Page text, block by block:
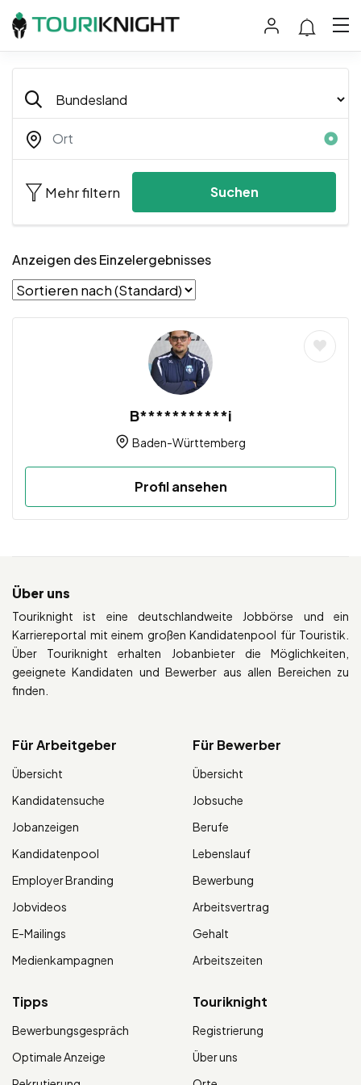
Mehr filtern Suchen
Anzeigen des Einzelergebnisses
B***********i
Baden-Württemberg
Profil ansehen
Über uns
Touriknight ist eine deutschlandweite Jobbörse und ein
Karriereportal mit einem großen Kandidatenpool für Touristik.
Über Touriknight erhalten Jobanbieter die Möglichkeiten,
geeignete Kandidaten und Bewerber aus allen Bereichen zu
finden.
Für Arbeitgeber
Übersicht
Kandidatensuche
Jobanzeigen
Kandidatenpool
Employer Branding
Jobvideos
E-Mailings
Medienkampagnen
Für Bewerber
Übersicht
Jobsuche
Berufe
Lebenslauf
Bewerbung
Arbeitsvertrag
Gehalt
Arbeitszeiten
Tipps
Bewerbungsgespräch
Optimale Anzeige
Touriknight
Registrierung
Über uns